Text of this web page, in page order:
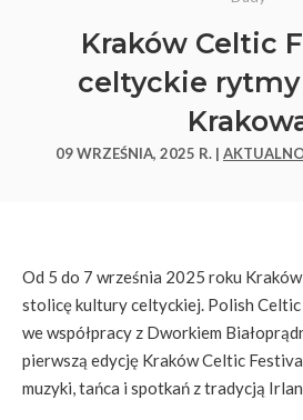
Kraków Celtic
celtyckie
09 WRZEŚNIA, 2025 R. |
Od 5 do 7 września 2025 roku Kraków
stolicę kultury celtyckiej. Polish
we współpracy z Dworkiem
pierwszą edycję Kraków Celtic
muzyki, tańca i spotkań z tradycją